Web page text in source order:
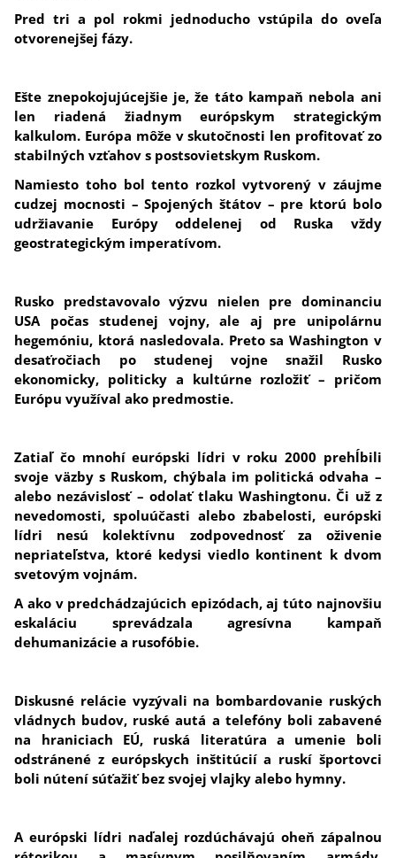
Pred tri a pol rokmi jednoducho vstúpila do oveľa
otvorenejšej fázy.
Ešte znepokojujúcejšie je, že táto kampaň nebola ani
len riadená žiadnym európskym strategickým
kalkulom. Európa môže v skutočnosti len profitovať zo
stabilných vzťahov s postsovietskym Ruskom.
Namiesto toho bol tento rozkol vytvorený v záujme
cudzej mocnosti – Spojených štátov – pre ktorú bolo
udržiavanie Európy oddelenej od Ruska vždy
geostrategickým imperatívom.
Rusko predstavovalo výzvu nielen pre dominanciu
USA počas studenej vojny, ale aj pre unipolárnu
hegemóniu, ktorá nasledovala. Preto sa Washington v
desaťročiach po studenej vojne snažil Rusko
ekonomicky, politicky a kultúrne rozložiť – pričom
Európu využíval ako predmostie.
Zatiaľ čo mnohí európski lídri v roku 2000 prehĺbili
svoje väzby s Ruskom, chýbala im politická odvaha –
alebo nezávislosť – odolať tlaku Washingtonu. Či už z
nevedomosti, spoluúčasti alebo zbabelosti, európski
lídri nesú kolektívnu zodpovednosť za oživenie
nepriateľstva, ktoré kedysi viedlo kontinent k dvom
svetovým vojnám.
A ako v predchádzajúcich epizódach, aj túto najnovšiu
eskaláciu sprevádzala agresívna kampaň
dehumanizácie a rusofóbie.
Diskusné relácie vyzývali na bombardovanie ruských
vládnych budov, ruské autá a telefóny boli zabavené
na hraniciach EÚ, ruská literatúra a umenie boli
odstránené z európskych inštitúcií a ruskí športovci
boli nútení súťažiť bez svojej vlajky alebo hymny.
A európski lídri naďalej rozdúchávajú oheň zápalnou